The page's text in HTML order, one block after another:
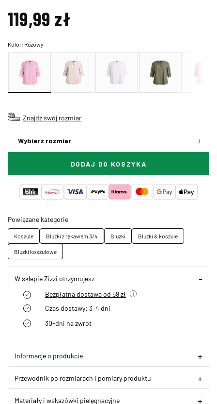
119,99 zł
Kolor: Różowy
Znajdź swój rozmiar
Wybierz rozmiar
DODAJ DO KOSZYKA
Powiązane kategorie
Koszule Bluzki z rękawem 3/4 Bluzki
Bluzki & koszule
Bluzki koszulowe
W sklepie Zizzi otrzymujesz
Bezpłatna dostawa od 59 zł
Czas dostawy: 3–4 dni
30-dni na zwrot
Informacje o produkcie
Przewodnik po rozmiarach i pomiary produktu
Materiały i wskazówki pielęgnacyjne